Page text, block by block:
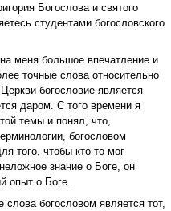
Богослова и святого
студентами богословского
меня большое впечатление и
точные слова относительно
богословие является
даром. С того времени я
темы и понял, что,
богословом
того, чтобы кто-то мог
знание о Боге, он
опыт о Боге.
богословом является тот,